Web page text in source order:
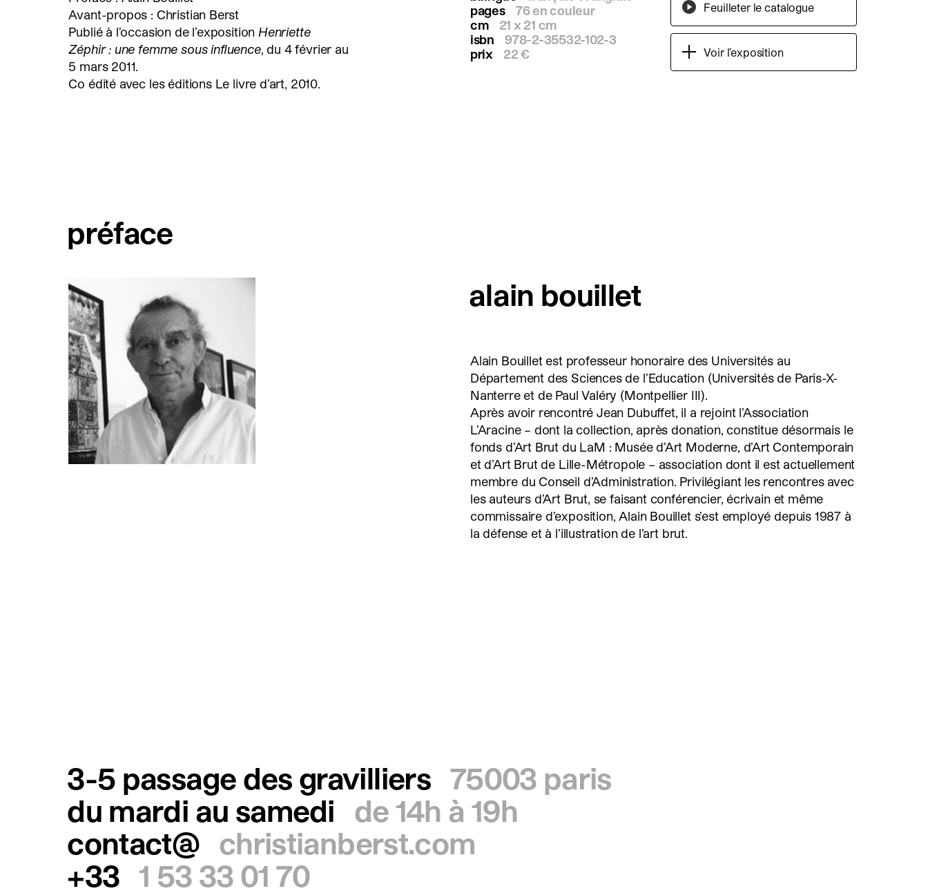
Avant-propos : Christian Berst
Publié à l’occasion de l’exposition Henriette
Zéphir : une femme sous influence, du 4 février au
5 mars 2011.
Co édité avec les éditions Le livre d’art, 2010.
pages
76 en couleur
cm
21 x 21 cm
isbn
978-2-35532-102-3
prix
22 €
Feuilleter le catalogue
Voir l’exposition
préface
alain bouillet
Alain Bouillet est professeur honoraire des Universités au
Département des Sciences de l’Education (Universités de Paris-X-
Nanterre et de Paul Valéry (Montpellier III).
Après avoir rencontré Jean Dubuffet, il a rejoint l’Association
L’Aracine – dont la collection, après donation, constitue désormais le
fonds d’Art Brut du LaM : Musée d’Art Moderne, d’Art Contemporain
et d’Art Brut de Lille-Métropole – association dont il est actuellement
membre du Conseil d’Administration. Privilégiant les rencontres avec
les auteurs d’Art Brut, se faisant conférencier, écrivain et même
commissaire d’exposition, Alain Bouillet s’est employé depuis 1987 à
la défense et à l’illustration de l’art brut.
3-5 passage des gravilliers 75003 paris
du mardi au samedi
de 14h à 19h
contact@ christianberst.com
+33 1 53 33 01 70